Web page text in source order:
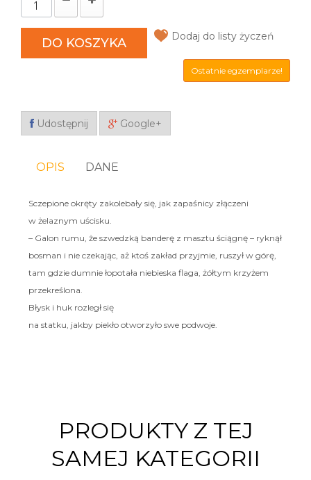
DO KOSZYKA Dodaj do listy życzeń
Ostatnie egzemplarze!
Udostępnij Google+
OPIS DANE
Sczepione okręty zakolebały się, jak zapaśnicy złączeni
w żelaznym uścisku.
– Galon rumu, że szwedzką banderę z masztu ściągnę – ryknął
bosman i nie czekając, aż ktoś zakład przyjmie, ruszył w górę,
tam gdzie dumnie łopotała niebieska flaga, żółtym krzyżem
przekreślona.
Błysk i huk rozległ się
na statku, jakby piekło otworzyło swe podwoje.
PRODUKTY Z TEJ
SAMEJ KATEGORII